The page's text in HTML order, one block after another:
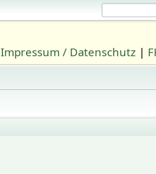
Impressum / Datenschutz |